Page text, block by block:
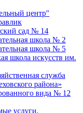
центр"
сад № 14
школа № 2
школа № 5
искусств им.
служба
района»
вида № 12
услуги,